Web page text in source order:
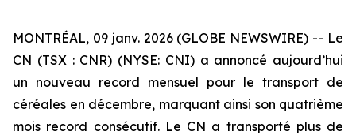
MONTRÉAL, 09 janv. 2026 (GLOBE NEWSWIRE) -- Le
CN (TSX : CNR) (NYSE: CNI) a annoncé aujourd’hui
un nouveau record mensuel pour le transport de
céréales en décembre, marquant ainsi son quatrième
mois record consécutif. Le CN a transporté plus de